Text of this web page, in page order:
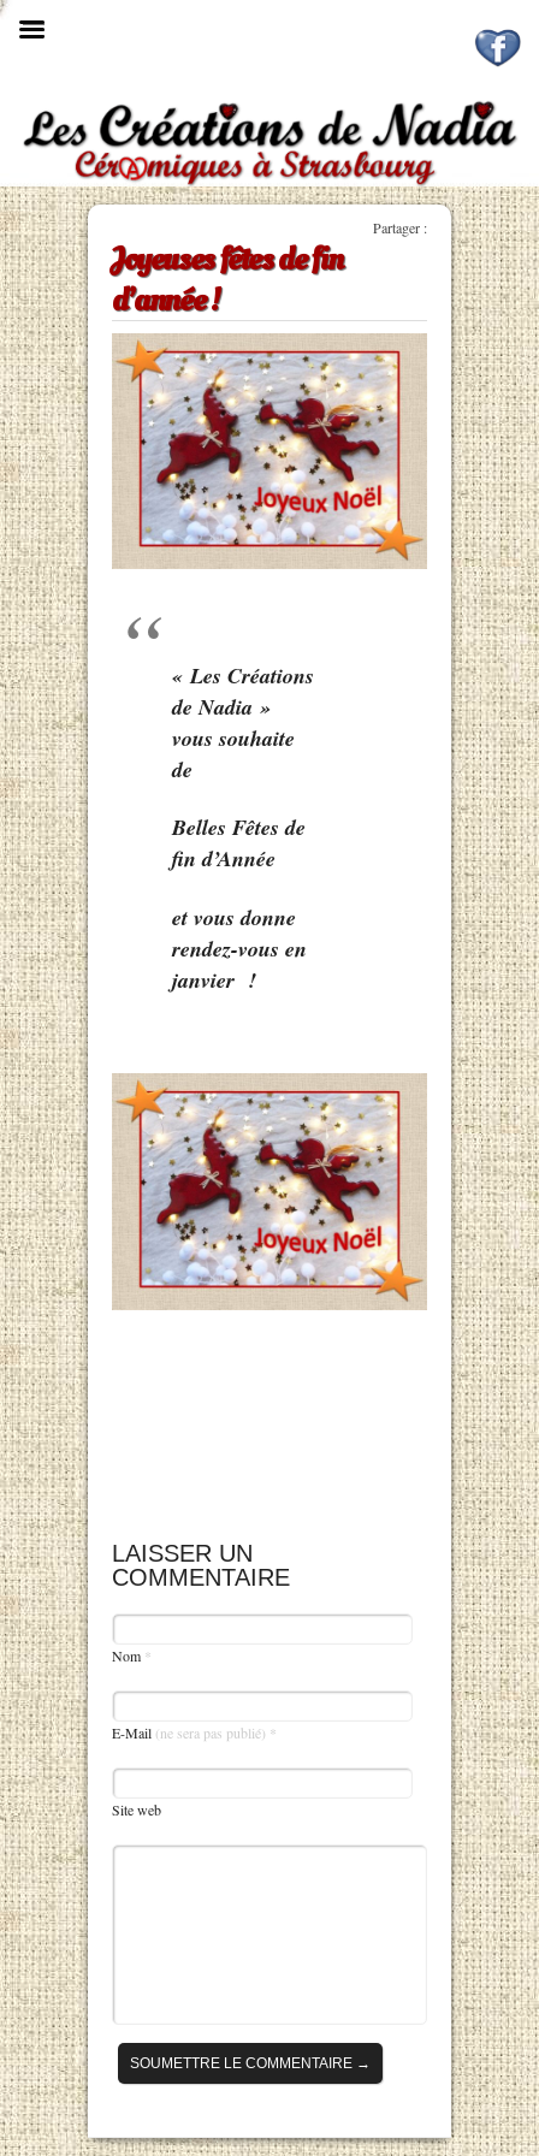

Partager :
Joyeuses fêtes de fin
d’année !
« Les Créations
de Nadia »
vous souhaite
de
Belles Fêtes de
fin d’Année
et vous donne
rendez-vous en
janvier !
LAISSER UN
COMMENTAIRE
Nom *
E-Mail (ne sera pas publié) *
Site web